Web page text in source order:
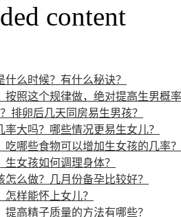
content
么时候？有什么秘诀？
按照这个规律做，绝对提高生男概率
排卵后几天同房易生男孩？
大吗？哪些情况更易生女儿？
吃哪些食物可以增加生女孩的几率？
女孩如何调理身体？
怎么做？几月份备孕比较好？
样能怀上女儿？
高精子质量的方法有哪些？